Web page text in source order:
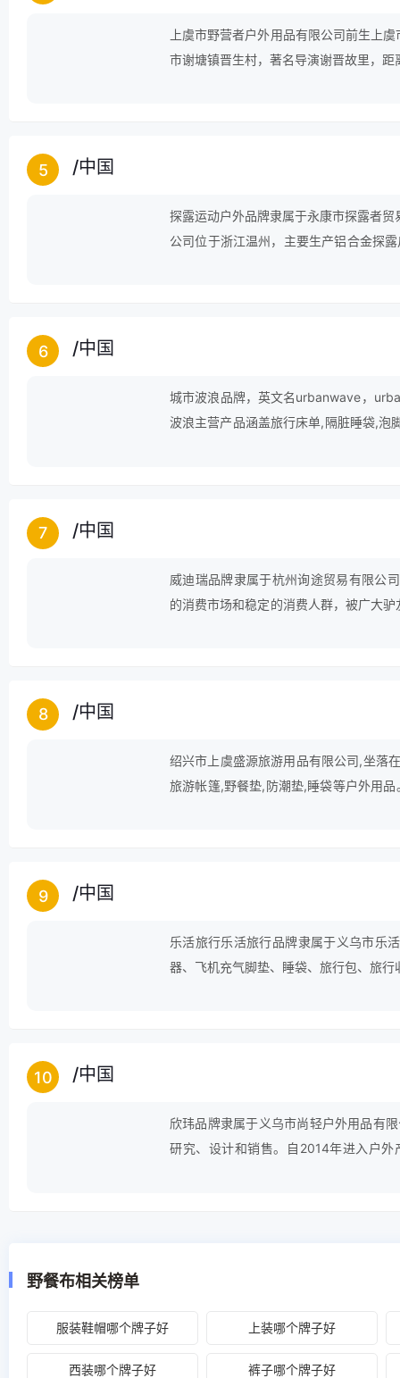
上虞市野营者户外用品有限公司前生上
市谢塘镇晋生村，著名导演谢晋故里，
5 /中国
探露运动户外品牌隶属于永康市探露者
公司位于浙江温州，主要生产铝合金探
6 /中国
城市波浪品牌，英文名urbanwave，
波浪主营产品涵盖旅行床单,隔脏睡袋,泡
7 /中国
威迪瑞品牌隶属于杭州询途贸易有限公
的消费市场和稳定的消费人群，被广大
8 /中国
绍兴市上虞盛源旅游用品有限公司,坐落
旅游帐篷,野餐垫,防潮垫,睡袋等户外用
9 /中国
乐活旅行乐活旅行品牌隶属于义乌市乐
器、飞机充气脚垫、睡袋、旅行包、旅
10 /中国
欣玮品牌隶属于义乌市尚轻户外用品有
研究、设计和销售。自2014年进入户
野餐布相关榜单
服装鞋帽哪个牌子好 上装哪个牌子好
西装哪个牌子好 裤子哪个牌子好